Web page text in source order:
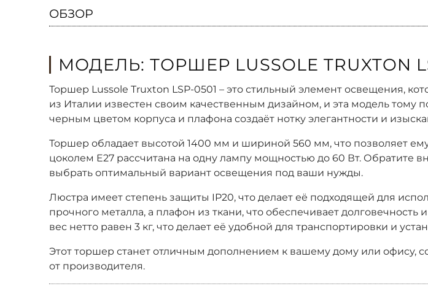
ОБЗОР
МОДЕЛЬ: ТОРШЕР LUSSOLE TRUXTON
Торшер Lussole Truxton LSP-0501 – это стильный элемент освещения,
из Италии известен своим качественным дизайном, и эта модель тому
черным цветом корпуса и плафона создаёт нотку элегантности и
Торшер обладает высотой 1400 мм и шириной 560 мм, что позволяет
цоколем E27 рассчитана на одну лампу мощностью до 60 Вт. Обратите
выбрать оптимальный вариант освещения под ваши нужды.
Люстра имеет степень защиты IP20, что делает её подходящей для
прочного металла, а плафон из ткани, что обеспечивает
вес нетто равен 3 кг, что делает её удобной для транспортировки и
Этот торшер станет отличным дополнением к вашему дому или офису,
от производителя.